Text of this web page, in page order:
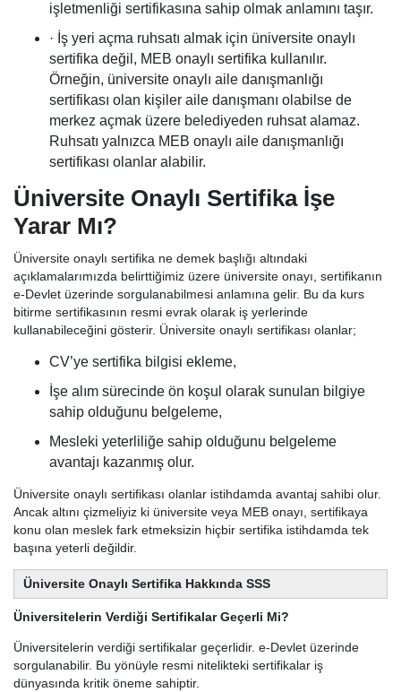
işletmenliği sertifikasına sahip olmak anlamını taşır.
· İş yeri açma ruhsatı almak için üniversite onaylı
sertifika değil, MEB onaylı sertifika kullanılır.
Örneğin, üniversite onaylı aile danışmanlığı
sertifikası olan kişiler aile danışmanı olabilse de
merkez açmak üzere belediyeden ruhsat alamaz.
Ruhsatı yalnızca MEB onaylı aile danışmanlığı
sertifikası olanlar alabilir.
Üniversite Onaylı Sertifika İşe
Yarar Mı?
Üniversite onaylı sertifika ne demek başlığı altındaki
açıklamalarımızda belirttiğimiz üzere üniversite onayı, sertifikanın
e-Devlet üzerinde sorgulanabilmesi anlamına gelir. Bu da kurs
bitirme sertifikasının resmi evrak olarak iş yerlerinde
kullanabileceğini gösterir. Üniversite onaylı sertifikası olanlar;
CV’ye sertifika bilgisi ekleme,
İşe alım sürecinde ön koşul olarak sunulan bilgiye
sahip olduğunu belgeleme,
Mesleki yeterliliğe sahip olduğunu belgeleme
avantajı kazanmış olur.
Üniversite onaylı sertifikası olanlar istihdamda avantaj sahibi olur.
Ancak altını çizmeliyiz ki üniversite veya MEB onayı, sertifikaya
konu olan meslek fark etmeksizin hiçbir sertifika istihdamda tek
başına yeterli değildir.
Üniversite Onaylı Sertifika Hakkında SSS
Üniversitelerin Verdiği Sertifikalar Geçerli Mi?
Üniversitelerin verdiği sertifikalar geçerlidir. e-Devlet üzerinde
sorgulanabilir. Bu yönüyle resmi nitelikteki sertifikalar iş
dünyasında kritik öneme sahiptir.